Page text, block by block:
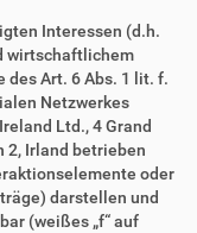
Interessen (d.h.
wirtschaftlichem
des Art. 6 Abs. 1 lit. f.
Netzwerkes
Ltd., 4 Grand
2, Irland betrieben
oder
darstellen und
(weißes „f“ auf